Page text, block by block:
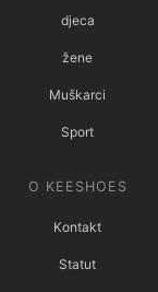
djeca
žene
Muškarci
Sport
O KEESHOES
Kontakt
Statut